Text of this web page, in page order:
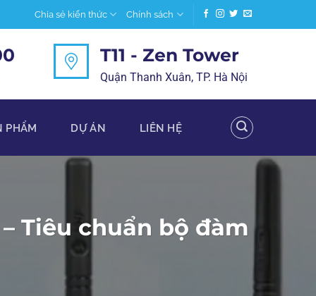
Chia sẻ kiến thức Chính sách
T11 - Zen Tower
Quận Thanh Xuân, TP. Hà Nội
PHẨM DỰ ÁN LIÊN HỆ
Tiêu chuẩn bộ đàm